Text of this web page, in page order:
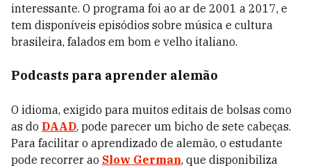
interessante. O programa foi ao ar de 2001 a 2017, e
tem disponíveis episódios sobre música e cultura
brasileira, falados em bom e velho italiano.
Podcasts para aprender alemão
O idioma, exigido para muitos editais de bolsas como
as do DAAD, pode parecer um bicho de sete cabeças.
Para facilitar o aprendizado de alemão, o estudante
pode recorrer ao Slow German, que disponibiliza